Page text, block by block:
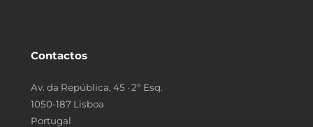
Contactos
Av. da República, 45 · 2º Esq.
1050-187 Lisboa
Portugal